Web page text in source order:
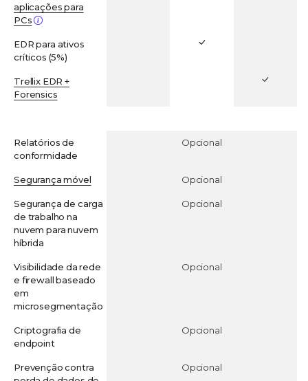
aplicações para
PCs
EDR para ativos
críticos (5%)
Trellix EDR +
Forensics
Relatórios de
conformidade
Opcional
Segurança móvel Opcional
Segurança de carga
de trabalho na
nuvem para nuvem
híbrida
Opcional
Visibilidade da rede
e firewall baseado
em
microsegmentação
Opcional
Criptografia de
endpoint
Opcional
Prevenção contra
Opcional